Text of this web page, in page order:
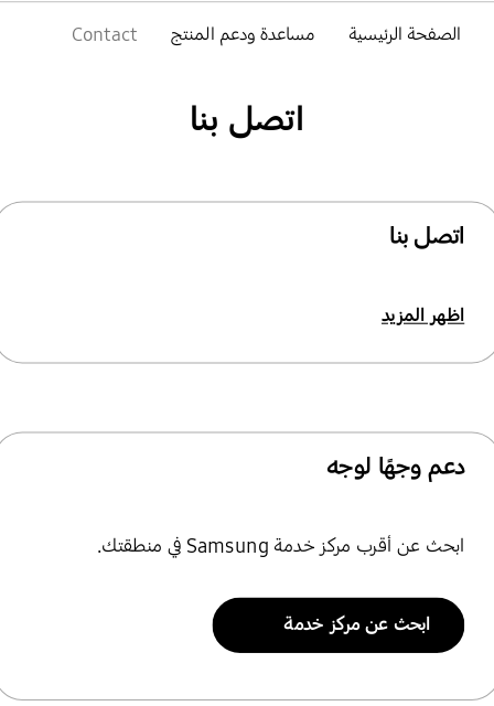
الصفحة الرئيسية مساعدة ودعم المنتج Contact
اتصل بنا
اتصل بنا
اظهر المزيد
دعم وجهًا لوجه
ابحث عن أقرب مركز خدمة Samsung في منطقتك.
ابحث عن مركز خدمة